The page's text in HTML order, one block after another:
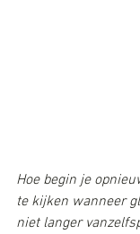
Hoe begin je
te kijken wanneer
niet langer